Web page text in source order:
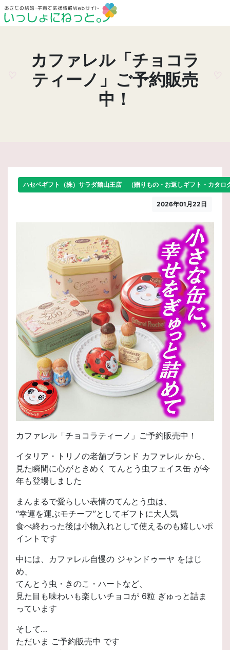
カファレル「チョコラ
ティーノ」ご予約販売
中！
ハセベギフト（株）サラダ館山王店 （贈りもの・お返しギフト・カタロ
2026年01月22日
カファレル「チョコラティーノ」ご予約販売中！
イタリア・トリノの老舗ブランド カファレル から、
見た瞬間に心がときめく てんとう虫フェイス缶 が今
年も登場しました
まんまるで愛らしい表情のてんとう虫は、
“幸運を運ぶモチーフ”としてギフトに大人気
食べ終わった後は小物入れとして使えるのも嬉しいポ
イントです
中には、カファレル自慢の ジャンドゥーヤ をはじ
め、
てんとう虫・きのこ・ハートなど、
見た目も味わいも楽しいチョコが 6粒 ぎゅっと詰ま
っています
そして…
ただいま ご予約販売中 です